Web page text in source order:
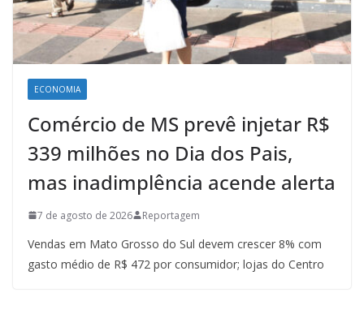
ECONOMIA
Comércio de MS prevê injetar R$
339 milhões no Dia dos Pais,
mas inadimplência acende alerta
7 de agosto de 2026 Reportagem
Vendas em Mato Grosso do Sul devem crescer 8% com
gasto médio de R$ 472 por consumidor; lojas do Centro